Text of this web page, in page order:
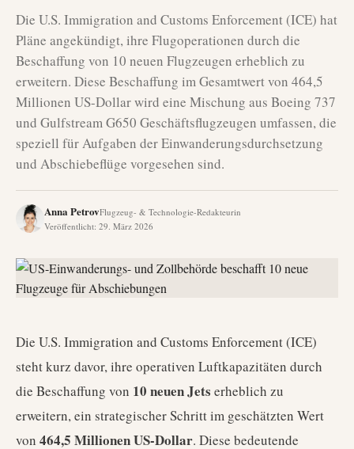
Die U.S. Immigration and Customs Enforcement (ICE) hat
Pläne angekündigt, ihre Flugoperationen durch die
Beschaffung von 10 neuen Flugzeugen erheblich zu
erweitern. Diese Beschaffung im Gesamtwert von 464,5
Millionen US-Dollar wird eine Mischung aus Boeing 737
und Gulfstream G650 Geschäftsflugzeugen umfassen, die
speziell für Aufgaben der Einwanderungsdurchsetzung
und Abschiebeflüge vorgesehen sind.
Anna PetrovFlugzeug- & Technologie-Redakteurin
Veröffentlicht: 29. März 2026
Die U.S. Immigration and Customs Enforcement (ICE)
steht kurz davor, ihre operativen Luftkapazitäten durch
die Beschaffung von 10 neuen Jets erheblich zu
erweitern, ein strategischer Schritt im geschätzten Wert
von 464,5 Millionen US-Dollar. Diese bedeutende